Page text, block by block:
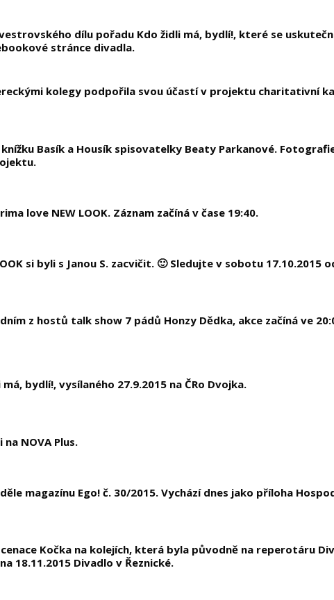
dílu pořadu Kdo židli má, bydlí!, které se
stránce divadla.
kolegy podpořila svou účastí v projektu charitativní
Basík a Housík spisovatelky Beaty Parkanové.
love NEW LOOK. Záznam začíná v čase 19:40.
si byli s Janou S. zacvičit. 🙂 Sledujte v sobotu 17.10.2015
z hostů talk show 7 pádů Honzy Dědka, akce začíná ve
bydlí!, vysílaného 27.9.2015 na ČRo Dvojka.
NOVA Plus.
magazínu Ego! č. 30/2015. Vychází dnes jako příloha
Kočka na kolejích, která byla původně na reperotáru
18.11.2015 Divadlo v Řeznické.